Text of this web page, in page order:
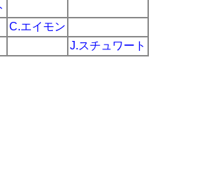
C.エイモン
J.スチュワート